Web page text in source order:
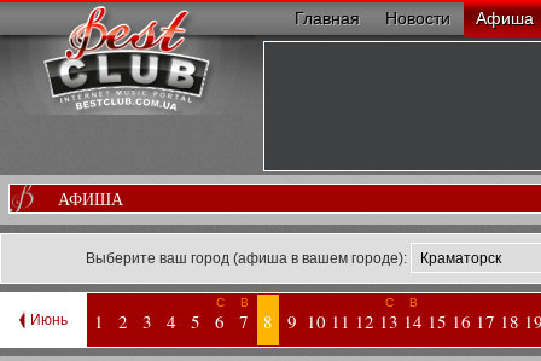
Главная Новости Афиша
АФИША
Выберите ваш город (афиша в вашем городе):
Июнь 1 2 3 4 5
С
6
В
7 8 9 10 11 12
С
13
В
14 15 16 17 18